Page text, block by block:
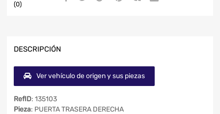
(0)
DESCRIPCIÓN
Ver vehículo de origen y sus piezas
RefID: 135103
Pieza: PUERTA TRASERA DERECHA